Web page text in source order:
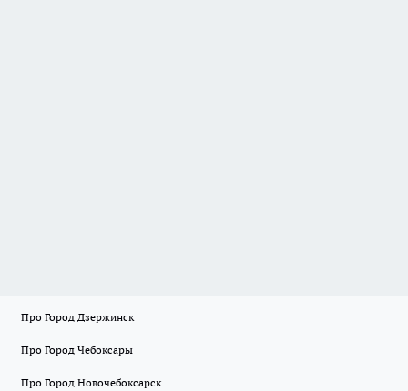
Про Город Дзержинск
Про Город Чебоксары
Про Город Новочебоксарск